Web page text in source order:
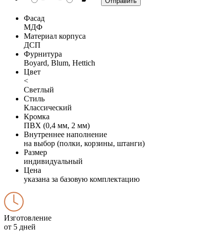
Фасад
МДФ
Материал корпуса
ДСП
Фурнитура
Boyard, Blum, Hettich
Цвет
<
Светлый
Стиль
Классический
Кромка
ПВХ (0,4 мм, 2 мм)
Внутреннее наполнение
на выбор (полки, корзины, штанги)
Размер
индивидуальный
Цена
указана за базовую комплектацию
Изготовление
от 5 дней